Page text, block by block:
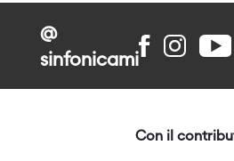
@
sinfonicami
Con il